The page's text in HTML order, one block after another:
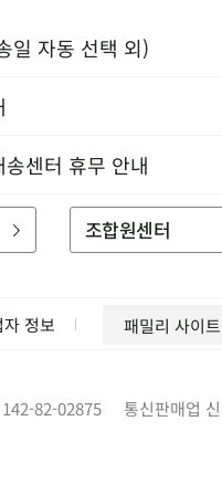
일 자동 선택 외)
센터 휴무 안내
조합원센터
정보 패밀리 사이트
82-02875 통신판매업